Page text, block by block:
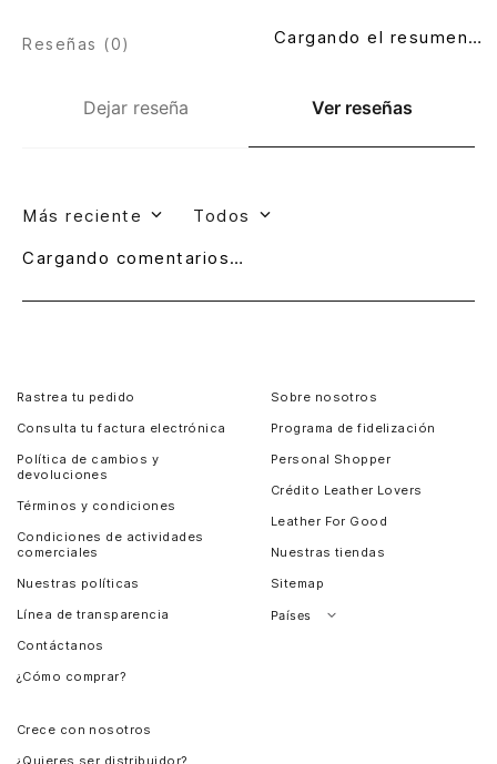
Dejar reseña Ver reseñas
Reseñas (0) Cargando el resumen…
Más reciente Todos
Cargando comentarios…
Rastrea tu pedido
Consulta tu factura electrónica
Política de cambios y
devoluciones
Términos y condiciones
Condiciones de actividades
comerciales
Nuestras políticas
Línea de transparencia
Contáctanos
¿Cómo comprar?
Sobre nosotros
Programa de fidelización
Personal Shopper
Crédito Leather Lovers
Leather For Good
Nuestras tiendas
Sitemap
Países
Crece con nosotros